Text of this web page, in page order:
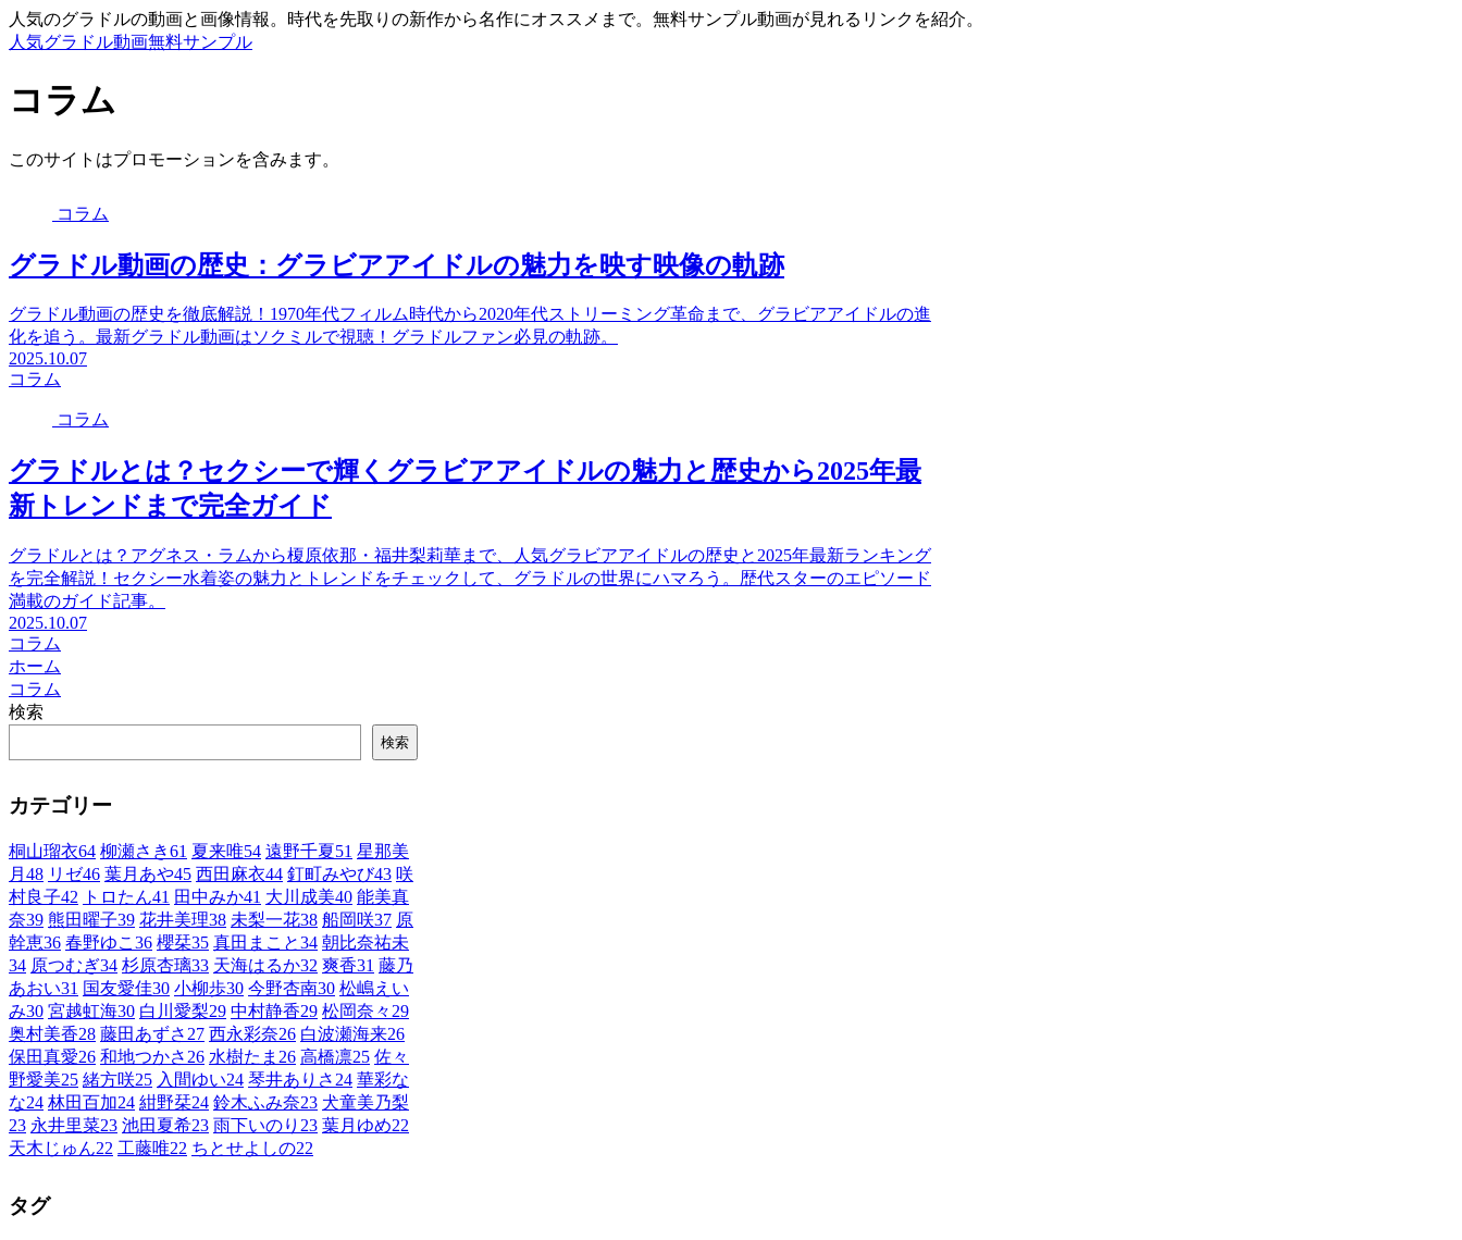
人気のグラドルの動画と画像情報。時代を先取りの新作から名作にオススメまで。無料サンプル動画が見れるリンクを紹介。
人気グラドル動画無料サンプル
コラム
このサイトはプロモーションを含みます。
コラム
グラドル動画の歴史：グラビアアイドルの魅力を映す映像の軌跡
グラドル動画の歴史を徹底解説！1970年代フィルム時代から2020年代ストリーミング革命まで、グラビアアイドルの進
化を追う。最新グラドル動画はソクミルで視聴！グラドルファン必見の軌跡。
2025.10.07
コラム
コラム
グラドルとは？セクシーで輝くグラビアアイドルの魅力と歴史から2025年最
新トレンドまで完全ガイド
グラドルとは？アグネス・ラムから榎原依那・福井梨莉華まで、人気グラビアアイドルの歴史と2025年最新ランキング
を完全解説！セクシー水着姿の魅力とトレンドをチェックして、グラドルの世界にハマろう。歴代スターのエピソード
満載のガイド記事。
2025.10.07
コラム
ホーム
コラム
検索
検索
カテゴリー
桐山瑠衣64 柳瀬さき61 夏来唯54 遠野千夏51 星那美
月 48 リゼ46 葉月あや45 西田麻衣44 釘町みやび43 咲
村良子42 トロたん41 田中みか41 大川成美40 能美真
奈39 熊田曜子39 花井美理38 未梨一花38 船岡咲37 原
幹恵36 春野ゆこ 36 櫻栞35 真田まこと34 朝比奈祐未
34 原つむぎ34 杉原杏璃33 天海はるか32 爽香31 藤乃
あおい31 国友愛佳30 小柳歩30 今野杏南30 松嶋えい
み30 宮越虹海30 白川愛梨29 中村静香29 松岡奈々 29
奥村美香28 藤田あずさ 27 西永彩奈26 白波瀬海来26
保田真愛26 和地つかさ 26 水樹たま 26 高橋凛25 佐々
野愛美25 緒方咲25 入間ゆい24 琴井ありさ 24 華彩な
な24 林田百加24 紺野栞24 鈴木ふみ奈23 犬童美乃梨
23 永井里菜23 池田夏希23 雨下いのり 23 葉月ゆめ22
天木じゅん22 工藤唯22 ちとせよしの22
タグ